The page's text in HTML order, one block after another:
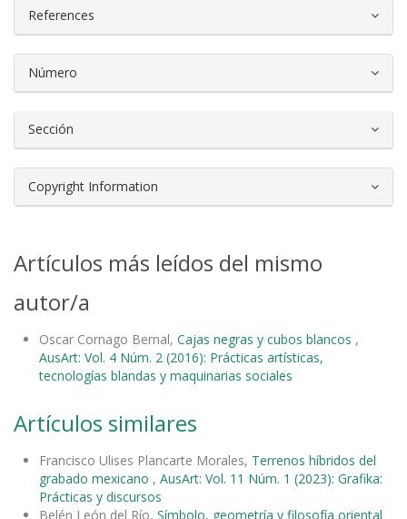
References
Número
Sección
Copyright Information
Artículos más leídos del mismo
autor/a
Oscar Cornago Bernal, Cajas negras y cubos blancos ,
AusArt: Vol. 4 Núm. 2 (2016): Prácticas artísticas,
tecnologías blandas y maquinarias sociales
Artículos similares
Francisco Ulises Plancarte Morales, Terrenos híbridos del
grabado mexicano , AusArt: Vol. 11 Núm. 1 (2023): Grafika:
Prácticas y discursos
Belén León del Río, Símbolo, geometría y filosofía oriental